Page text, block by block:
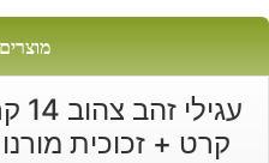
קרט + זכוכית מורנו